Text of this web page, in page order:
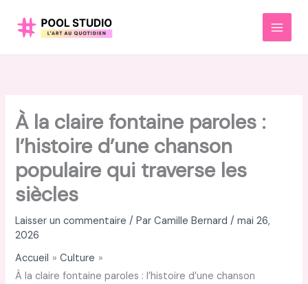
MAIN
À la claire fontaine paroles :
l’histoire d’une chanson
populaire qui traverse les
siècles
Laisser un commentaire / ParCamille Bernard/mai 26,
2026
Accueil
Culture
À la claire fontaine paroles : l’histoire d’une chanson